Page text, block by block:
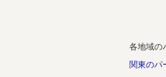
各地域の
関東のパ